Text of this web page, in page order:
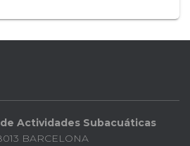
Actividades Subacuáticas
BARCELONA